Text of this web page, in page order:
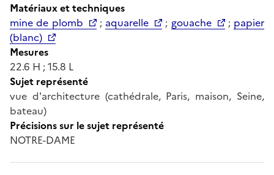
Matériaux et techniques
mine de plomb
; aquarelle ; gouache ; papier
(blanc)
Mesures
22.6 H ; 15.8 L
Sujet représenté
vue d'architecture (cathédrale, Paris, maison, Seine,
bateau)
Précisions sur le sujet représenté
NOTRE-DAME